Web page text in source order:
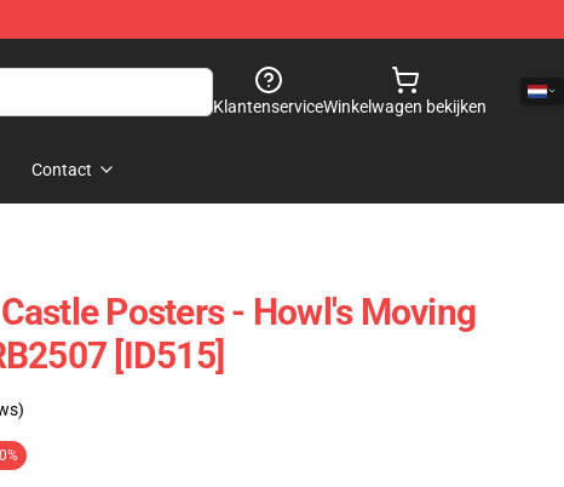
KlantenserviceWinkelwagen bekijken
Contact
Posters - Howl's Moving
[ID515]